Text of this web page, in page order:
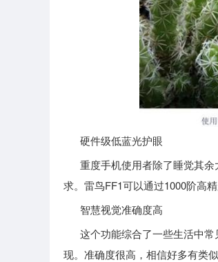
硬件级低蓝光护眼
重度手机使用者除了睡觉其余
求。雷鸟FF1可以通过1000阶高
智慧视觉准确度高
这个功能综合了一些生活中常
现。准确度很高，相信好多有类